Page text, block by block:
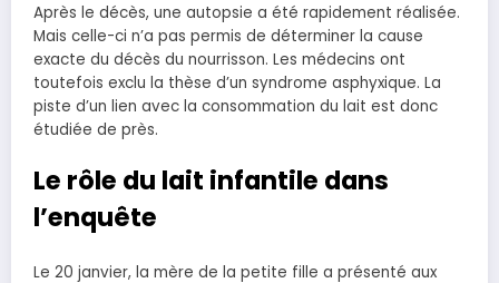
Après le décès, une autopsie a été rapidement réalisée.
Mais celle-ci n’a pas permis de déterminer la cause
exacte du décès du nourrisson. Les médecins ont
toutefois exclu la thèse d’un syndrome asphyxique. La
piste d’un lien avec la consommation du lait est donc
étudiée de près.
Le rôle du lait infantile dans
l’enquête
Le 20 janvier, la mère de la petite fille a présenté aux